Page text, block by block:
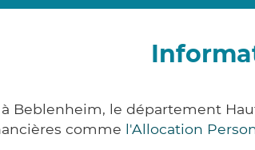
Beblenheim, le département
comme l'Allocation